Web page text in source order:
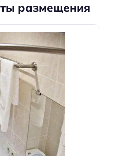
размещения